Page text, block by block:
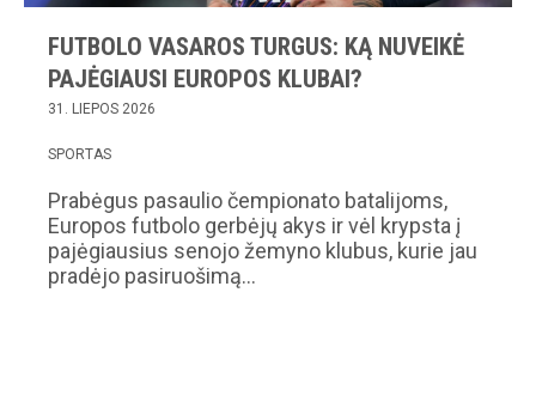
FUTBOLO VASAROS TURGUS: KĄ NUVEIKĖ
PAJĖGIAUSI EUROPOS KLUBAI?
31. LIEPOS 2026
SPORTAS
Prabėgus pasaulio čempionato batalijoms,
Europos futbolo gerbėjų akys ir vėl krypsta į
pajėgiausius senojo žemyno klubus, kurie jau
pradėjo pasiruošimą…